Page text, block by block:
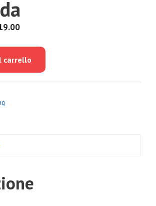
Il
attuale
è:
carrello